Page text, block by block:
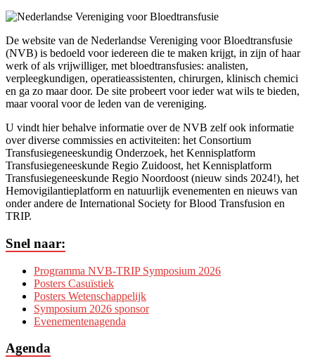
De website van de Nederlandse Vereniging voor Bloedtransfusie
(NVB) is bedoeld voor iedereen die te maken krijgt, in zijn of haar
werk of als vrijwilliger, met bloedtransfusies: analisten,
verpleegkundigen, operatieassistenten, chirurgen, klinisch chemici
en ga zo maar door. De site probeert voor ieder wat wils te bieden,
maar vooral voor de leden van de vereniging.
U vindt hier behalve informatie over de NVB zelf ook informatie
over diverse commissies en activiteiten: het Consortium
Transfusiegeneeskundig Onderzoek, het Kennisplatform
Transfusiegeneeskunde Regio Zuidoost, het Kennisplatform
Transfusiegeneeskunde Regio Noordoost (nieuw sinds 2024!), het
Hemovigilantieplatform en natuurlijk evenementen en nieuws van
onder andere de International Society for Blood Transfusion en
TRIP.
Snel naar:
Programma NVB-TRIP Symposium 2026
Posters Casuïstiek
Posters Wetenschappelijk
Symposium 2026 sponsor
Evenementenagenda
Agenda